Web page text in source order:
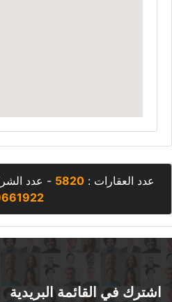
عدد العقارات : 5820 - عدد
اشترك في القائمة البريدية